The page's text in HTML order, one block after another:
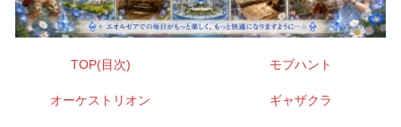
TOP(目次) モブハント
オーケストリオン ギャザクラ